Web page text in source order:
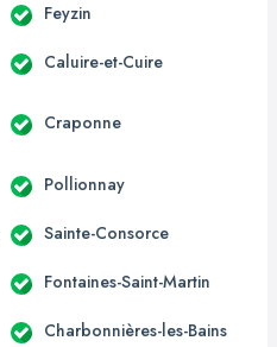
Feyzin
Caluire-et-Cuire
Craponne
Pollionnay
Sainte-Consorce
Fontaines-Saint-Martin
Charbonnières-les-Bains